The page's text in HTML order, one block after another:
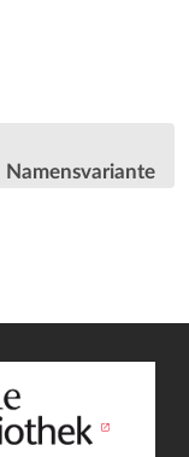
Namensvariante